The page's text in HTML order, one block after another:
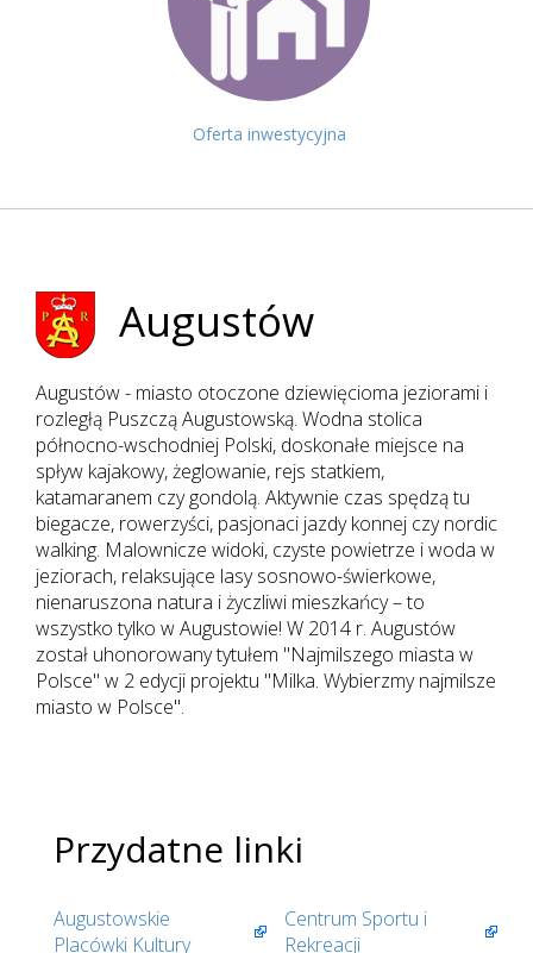
Oferta inwestycyjna
Augustów
Augustów - miasto otoczone dziewięcioma jeziorami i
rozległą Puszczą Augustowską. Wodna stolica
północno-wschodniej Polski, doskonałe miejsce na
spływ kajakowy, żeglowanie, rejs statkiem,
katamaranem czy gondolą. Aktywnie czas spędzą tu
biegacze, rowerzyści, pasjonaci jazdy konnej czy nordic
walking. Malownicze widoki, czyste powietrze i woda w
jeziorach, relaksujące lasy sosnowo-świerkowe,
nienaruszona natura i życzliwi mieszkańcy – to
wszystko tylko w Augustowie! W 2014 r. Augustów
został uhonorowany tytułem "Najmilszego miasta w
Polsce" w 2 edycji projektu "Milka. Wybierzmy najmilsze
miasto w Polsce".
Przydatne linki
Augustowskie
Placówki Kultury
Centrum Sportu i
Rekreacji